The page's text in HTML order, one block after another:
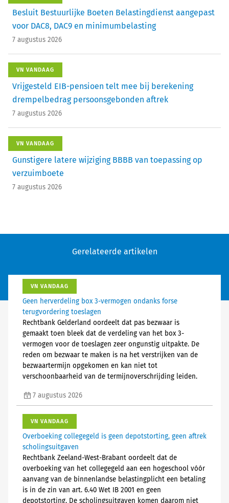
Besluit Bestuurlijke Boeten Belastingdienst aangepast
voor DAC8, DAC9 en minimumbelasting
7 augustus 2026
VN VANDAAG
Vrijgesteld EIB-pensioen telt mee bij berekening
drempelbedrag persoonsgebonden aftrek
7 augustus 2026
VN VANDAAG
Gunstigere latere wijziging BBBB van toepassing op
verzuimboete
7 augustus 2026
Gerelateerde artikelen
VN VANDAAG
Geen herverdeling box 3-vermogen ondanks forse
terugvordering toeslagen
Rechtbank Gelderland oordeelt dat pas bezwaar is
gemaakt toen bleek dat de verdeling van het box 3-
vermogen voor de toeslagen zeer ongunstig uitpakte. De
reden om bezwaar te maken is na het verstrijken van de
bezwaartermijn opgekomen en kan niet tot
verschoonbaarheid van de termijnoverschrijding leiden.
7 augustus 2026
VN VANDAAG
Overboeking collegegeld is geen depotstorting, geen aftrek
scholingsuitgaven
Rechtbank Zeeland-West-Brabant oordeelt dat de
overboeking van het collegegeld aan een hogeschool vóór
aanvang van de binnenlandse belastingplicht een betaling
is in de zin van art. 6.40 Wet IB 2001 en geen
depotstorting. De scholingsuitgaven komen daarom niet